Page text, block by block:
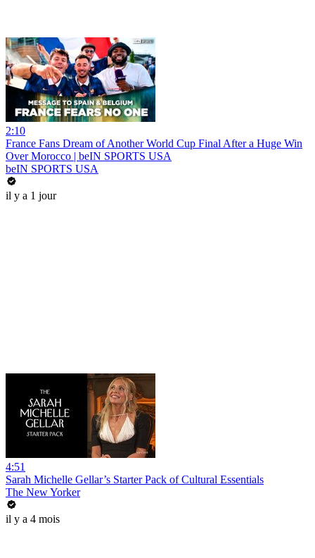
2:10
France Fans Dream of Another World Cup Final After a Huge Win
Over Morocco | beIN SPORTS USA
beIN SPORTS USA
il y a 1 jour
4:51
Sarah Michelle Gellar’s Starter Pack of Cultural Essentials
The New Yorker
il y a 4 mois